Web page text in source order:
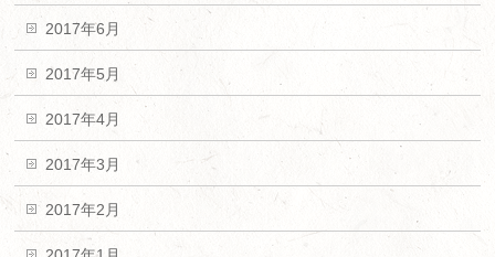
2017年6月
2017年5月
2017年4月
2017年3月
2017年2月